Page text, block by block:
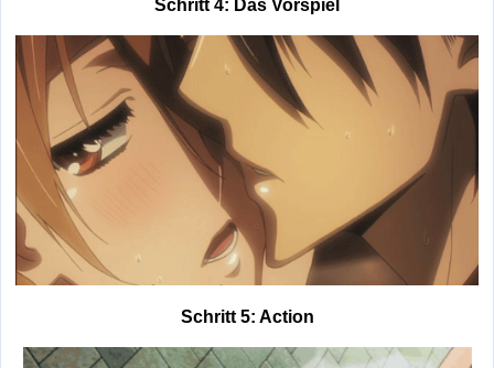
Schritt 4: Das Vorspiel
Schritt 5: Action